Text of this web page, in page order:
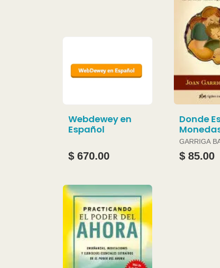
Webdewey en
Español
$ 670.00
Donde
GARRIGA
JOAN
$ 85.00